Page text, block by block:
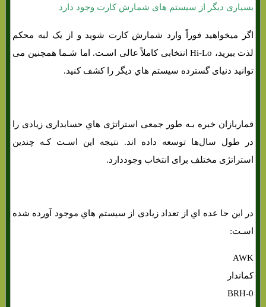
بسیاری دیگر از سیستم های شمارش کارت وجود دارد
اگر میخواهید فوراً وارد شمارش کارت شوید و از یک لبه محکم
لذت ببرید، Hi-Lo انتخابی کاملاً عالی اسـت. اما شـما همچنین می
توانید دنیای گسترده سیستم هاي‌ دیگر را کشف کنید.
قماربازان خبره بـه طور جمعی استراتژی هاي‌ حسابداری زیادی را
در طول سال‌ها توسعه داده اند. نتیجه این اسـت کـه چندین
استراتژی مختلف برای انتخاب وجوددارد.
در این جا عده اي از تعداد زیادی از سیستم هاي‌ موجود آورده شده
اسـت:
AWK
کماندار
BRH-0